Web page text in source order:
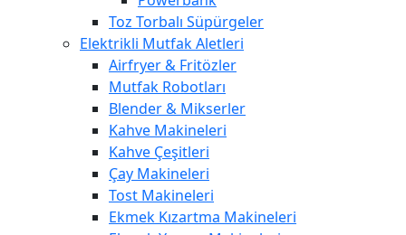
Toz Torbalı Süpürgeler
Elektrikli Mutfak Aletleri
Airfryer & Fritözler
Mutfak Robotları
Blender & Mikserler
Kahve Makineleri
Kahve Çeşitleri
Çay Makineleri
Tost Makineleri
Ekmek Kızartma Makineleri